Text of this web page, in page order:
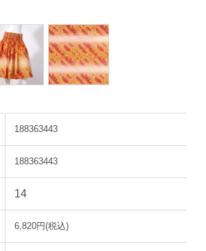
188363443
188363443
14
6,820円(税込)